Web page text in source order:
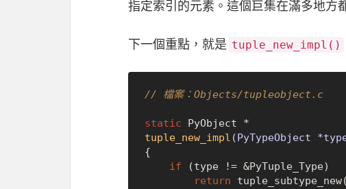
指定索引的元素。這個巨集在滿多地方
下一個重點，就是 tuple_new_impl()
// 檔案：Objects/tupleobject.c
static
tuple_new_impl (PyTypeObject
{
if (type != &PyTuple_Type)
return